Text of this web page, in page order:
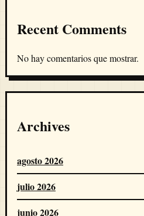
Recent Comments
No hay comentarios que mostrar.
Archives
agosto 2026
julio 2026
junio 2026